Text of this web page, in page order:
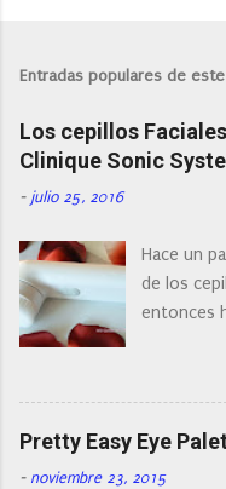
l
a
r
n
o
m
e
n
t
a
o
Entradas populares de
Los cepillos
Clinique Sonic
- julio 25, 2016
Hace un
de los
entonces
con
cepillos
Pretty Easy Eye
- noviembre 23, 2015